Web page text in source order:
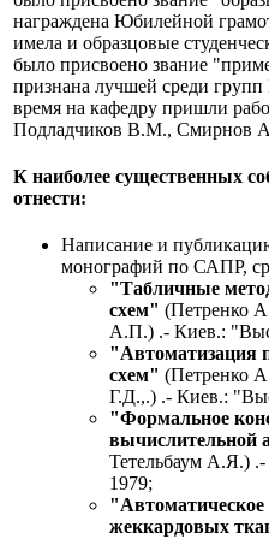
награждена Юбилейной
имела и образцовые
было присвоено звание
признана лучшей среди
время на кафедру пришли
Подладчиков В.М., Смирнов
К наиболее существенных
отнести:
Написание и
монографий по САПР,
"Табличные
схем" (Петренко
А.П.) .- Киев.:
"Автоматизация
схем" (Петренко
Г.Д.,.) .- Киев.:
"Формальное
вычислительной
Тетельбаум А.Я.)
1979;
жеккардовых